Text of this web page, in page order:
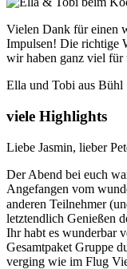
Vielen Dank für einen
Impulsen! Die richtige
wir haben ganz viel für
Ella und Tobi aus Bühl
viele Highlights
Liebe Jasmin, lieber
Der Abend bei euch
Angefangen vom
anderen Teilnehmer
letztendlich Genießen
Ihr habt es wunderbar
Gesamtpaket Gruppe
verging wie im Flug